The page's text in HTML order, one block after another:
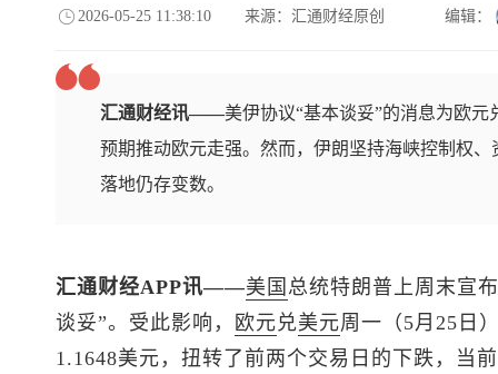
2026-05-25 11:38:10 来源：汇通财经原创 编辑：
汇通财经讯——美伊协议“基本谈妥”的消息为欧
预期推动欧元走强。然而，伊朗坚持海峡控制权
落地仍存变数。
汇通财经APP讯——美国 总统特朗普上周末宣
谈妥”。受此影响， 欧元兑美元周一（5月25日
1.1648美元，扭转了前两个交易日的下跌，当